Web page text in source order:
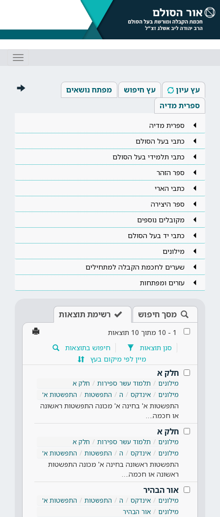
עץ עיון עץ חיפוש
מפתח נושאים
ספרית מדיה
ספרית מדיה
כתבי בעל הסולם
כתבי תלמידי בעל הסולם
ספר הזהר
כתבי הארי
ספר היצירה
מקובלים נוספים
כתבי יד בעל הסולם
מילונים
שערים לחכמת הקבלה למתחילים
עזרים ומפתחות
מסך חיפוש רשימת תוצאות
1
-
10 מתוך 10 תוצאות
סנן תוצאות
חיפוש בתוצאות
מיין לפי מיקום בעץ
חלק א
מילונים תלמוד עשר ספירות
חלק א
מילונים
אינדקס ה התפשטות התפשטות א'
התפשטות א' בחינה א' מכונה התפשטות ראשונה
או חכמה.…
חלק א
מילונים תלמוד עשר ספירות
חלק א
מילונים
אינדקס ה התפשטות התפשטות א'
התפשטות ראשונה בחינה א' מכונה התפשטות
ראשונה או חכמה.…
אור הבהיר
מילונים אינדקס ה התפשטות
התפשטות א'
מילונים
אור הבהיר